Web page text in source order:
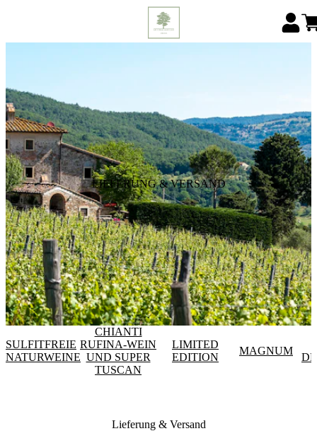
LIEFERUNG & VERSAND
SULFITFREIE
NATURWEINE
CHIANTI
RUFINA-WEIN
UND SUPER
TUSCAN
LIMITED
EDITION
MAGNUM
Lieferung & Versand